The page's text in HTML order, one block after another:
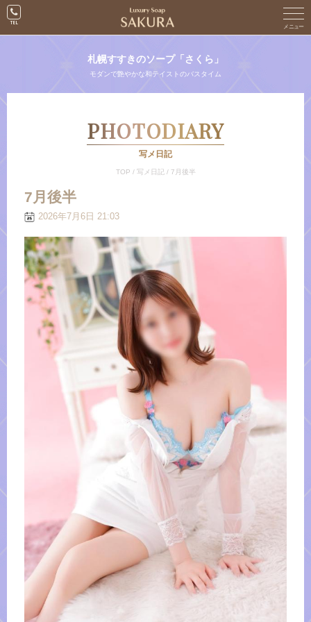
札幌すすきのソープ「さくら」
モダンで艶やかな和テイストのバスタイム
PHOTODIARY
写メ日記
TOP / 写メ日記 / 7月後半
7月後半
2026年7月6日 21:03